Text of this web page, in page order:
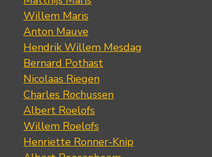
Willem Maris
Anton Mauve
Hendrik Willem Mesdag
Bernard Pothast
Nicolaas Riegen
Charles Rochussen
Albert Roelofs
Willem Roelofs
Henriette Ronner-Knip